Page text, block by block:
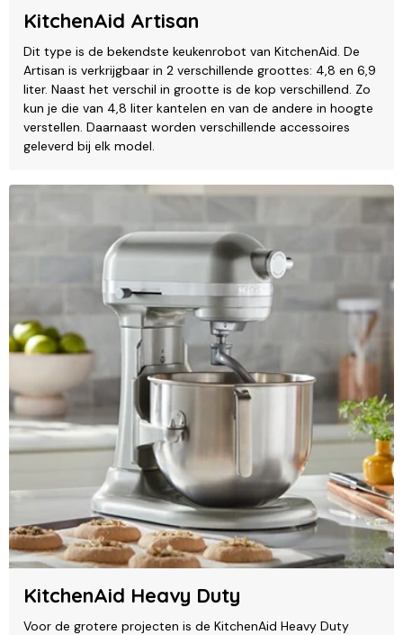
KitchenAid Artisan
Dit type is de bekendste keukenrobot van KitchenAid. De
Artisan is verkrijgbaar in 2 verschillende groottes: 4,8 en 6,9
liter. Naast het verschil in grootte is de kop verschillend. Zo
kun je die van 4,8 liter kantelen en van de andere in hoogte
verstellen. Daarnaast worden verschillende accessoires
geleverd bij elk model.
KitchenAid Heavy Duty
Voor de grotere projecten is de KitchenAid Heavy Duty